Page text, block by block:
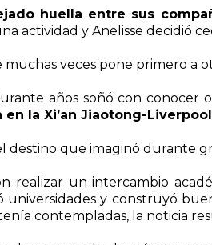
huella entre sus
actividad y Anelisse decidió
veces pone primero a
años soñó con conocer
la Xi’an Jiaotong-
destino que imaginó durante
realizar un intercambio
universidades y construyó
contempladas, la noticia